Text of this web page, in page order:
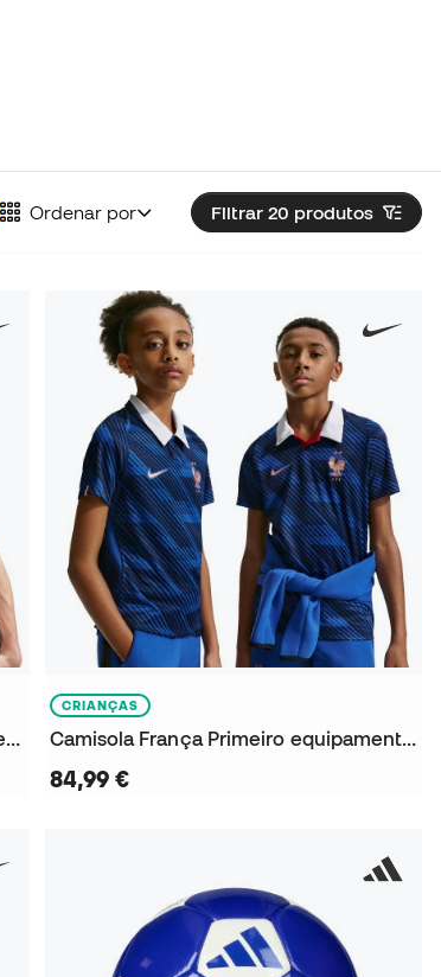
Filtrar 20 produtos
Ordenar por
Camisola Authentic França Primeiro equipamento Mundial 2026
CRIANÇAS
Camisola França Primeiro equipamento Mundial 2026 Criança
84,99 €